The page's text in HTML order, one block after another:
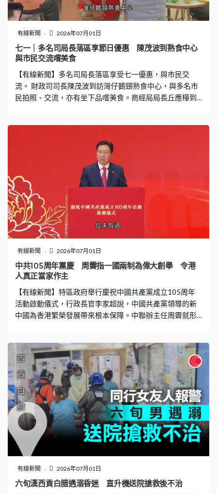
有線新聞 2026年07月01日
七一｜多名司局長落區享節日優惠 陳茂波到熟食中心
與市民交流嚐美食
【有線新聞】多名司局長落區享受七一優惠，與市民交
流。 財政司司長陳茂波到訪灣仔鵝頸熟食中心，與多名市
民拍照、交流，亦有坐下品嚐美食。商經局局長丘應樺到
綸、張國鈞一同在茶餐廳用膳。
有線新聞 2026年07月01日
中共105周年黨慶 周霽指一國兩制為偉大創舉 令港
人真正當家作主
【有線新聞】特區政府舉行慶祝中國共產黨成立105周年
活動啟動儀式，行政長官李家超說，中國共產黨領導的新
中國為香港繁榮發展帶來根本保障。中聯辦主任周霽就形
舉行。行政長官李家超致辭稱，中國共產黨領導的新中國
是香港長期繁榮穩定的強大後盾。李家超：「中國共產黨
領導的新中國，為香港繁榮發展帶來根本保障。在一國兩
制的偉大構想和成功實踐下，香港享有背靠祖國，聯通世
界的獨特優勢，在中國共產黨領導下，中央一直對香港關
心愛護、大力支持。」 中聯辦主任周霽就說，一國兩制是
中國共產黨的偉大創舉，令香港人民能真正當家作主，香
港舉辦一系列慶祝活動具有重大現實意義和深遠歷史意
義。周霽：「一個國家、兩種制度在過往人類政治實踐中
從未有過，這充分彰顯中國共產黨巨大政治勇氣和寬廣的
政治胸懷。國家對香港有很高期待，香港大有可為、風光
無限，我們堅信由中央政府全力支持由李家超行政長官和
特區政府勇於擔當、開拓進取，由香港社會各界，努力同
有線新聞 2026年07月01日
六旬漢西貢白腊遇溺昏迷 直升機送院搶救後不治